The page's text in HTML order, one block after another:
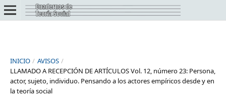
INICIO / AVISOS /
LLAMADO A RECEPCIÓN DE ARTÍCULOS Vol. 12, número 23: Persona,
actor, sujeto, individuo. Pensando a los actores empíricos desde y en
la teoría social